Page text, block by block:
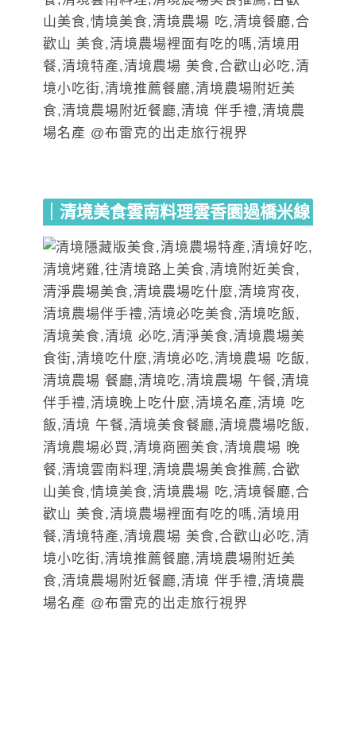
｜清境美食雲南料理雲香園過橋米線